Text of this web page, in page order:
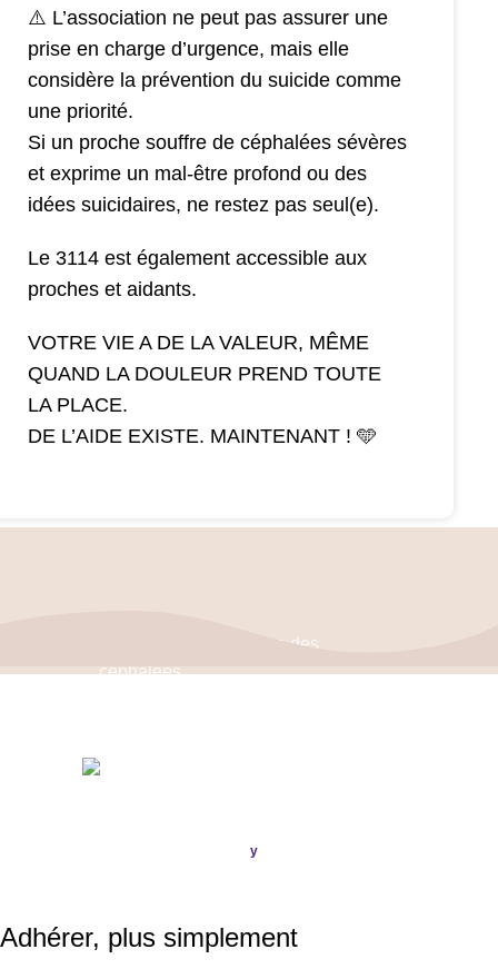
⚠️ L’association ne peut pas assurer une
prise en charge d’urgence, mais elle
considère la prévention du suicide comme
une priorité.
Si un proche souffre de céphalées sévères
et exprime un mal-être profond ou des
idées suicidaires, ne restez pas seul(e).
Le 3114 est également accessible aux
proches et aidants.
VOTRE VIE A DE LA VALEUR, MÊME
QUAND LA DOULEUR PREND TOUTE
LA PLACE.
DE L’AIDE EXISTE. MAINTENANT ! 🩵
y
Adhérer, plus simplement